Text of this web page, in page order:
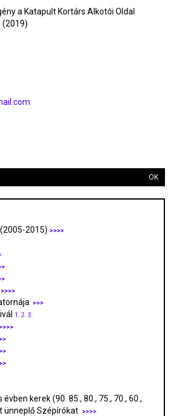
a Katapult Kortárs Alkotói Oldal
(2019)
OK
2015) >>>>
>>>>
>>>
1. 2. 3.
>>>>
kerek (90. 85., 80., 75., 70., 60.,
ünneplő Szépírókat
>>>>